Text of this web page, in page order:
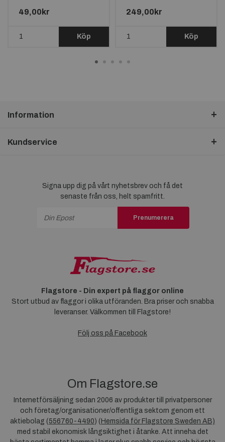
23X15CM
49,00kr
Köp
METER LÅNGT MED
249,00kr
Köp
Information
Kundservice
Signa upp dig på vårt nyhetsbrev och få det
senaste från oss, helt spamfritt.
Prenumerera
Flagstore - Din expert på flaggor online
Stort utbud av flaggor i olika utföranden. Bra priser och snabba
leveranser. Välkommen till Flagstore!
Följ oss på Facebook
Om Flagstore.se
Internetförsäljning sedan 2006 av produkter till privatpersoner
och företag/organisationer/offentliga sektorn genom ett
aktiebolag (556760-4490) ( Hemsida för Flagstore Sweden AB)
med stabil ekonomisk långsiktighet i åtanke. Att inneha det